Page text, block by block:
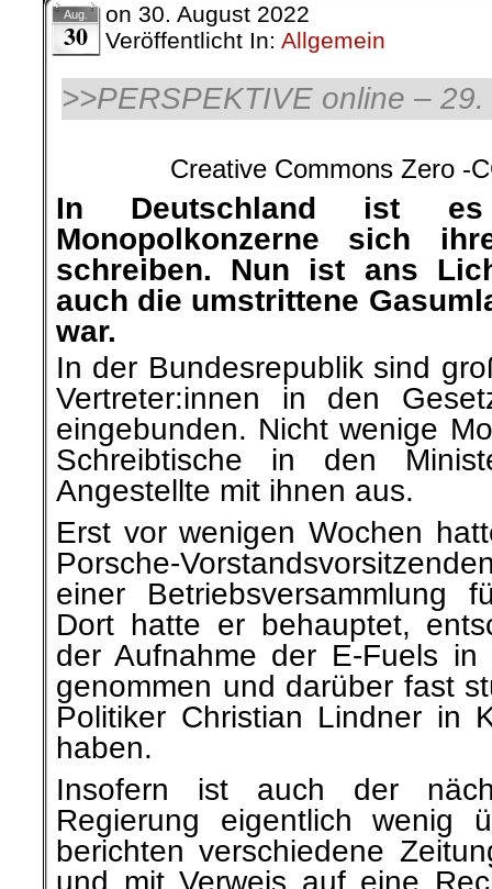
Aug.
30
on 30. August 2022
Veröffentlicht In: Allgemein
>>PERSPEKTIVE online –
Creative Commons Zero -
In Deutschland ist es
Monopolkonzerne sich
schreiben. Nun ist ans
auch die umstrittene
war.
In der Bundesrepublik sind
Vertreter:innen in den
eingebunden. Nicht wenige
Schreibtische in den
Angestellte mit ihnen aus.
Erst vor wenigen Wochen
Porsche-
einer Betriebsversammlung
Dort hatte er behauptet,
der Aufnahme der E-Fuels in
genommen und darüber fast
Politiker Christian Lindner in
haben.
Insofern ist auch der
Regierung eigentlich wenig
berichten verschiedene
und mit Verweis auf eine